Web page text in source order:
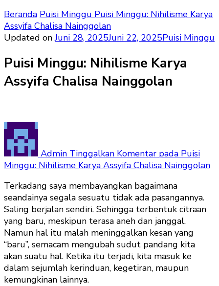
Beranda Puisi Minggu Puisi Minggu: Nihilisme Karya
Assyifa Chalisa Nainggolan
Updated onJuni 28, 2025Juni 22, 2025Puisi Minggu
Puisi Minggu: Nihilisme Karya
Assyifa Chalisa Nainggolan
Admin Tinggalkan Komentar pada Puisi
Minggu: Nihilisme Karya Assyifa Chalisa Nainggolan
Terkadang saya membayangkan bagaimana
seandainya segala sesuatu tidak ada pasangannya.
Saling berjalan sendiri. Sehingga terbentuk citraan
yang baru, meskipun terasa aneh dan janggal.
Namun hal itu malah meninggalkan kesan yang
“baru”, semacam mengubah sudut pandang kita
akan suatu hal. Ketika itu terjadi, kita masuk ke
dalam sejumlah kerinduan, kegetiran, maupun
kemungkinan lainnya.